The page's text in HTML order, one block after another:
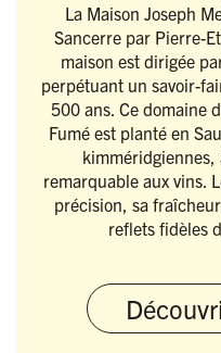
La Maison Joseph
Sancerre par Pierre-
maison est dirigée
perpétuant un savoir-
500 ans. Ce domaine
Fumé est planté en
remarquable aux vins.
précision, sa
reflets fidèles